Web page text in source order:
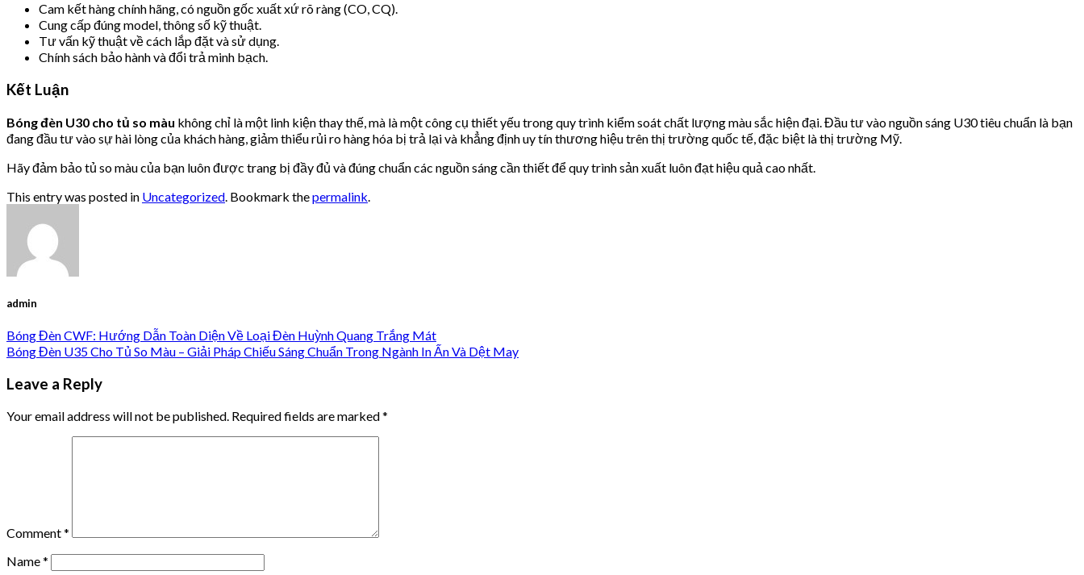
Cam kết hàng chính hãng, có nguồn gốc xuất xứ rõ ràng (CO, CQ).
Cung cấp đúng model, thông số kỹ thuật.
Tư vấn kỹ thuật về cách lắp đặt và sử dụng.
Chính sách bảo hành và đổi trả minh bạch.
Kết Luận
Bóng đèn U30 cho tủ so màu không chỉ là một linh kiện thay thế, mà là một công cụ thiết yếu trong quy trình kiểm soát chất lượng màu sắc hiện đại. Đầu tư vào nguồn sáng U30 tiêu chuẩn là bạn
đang đầu tư vào sự hài lòng của khách hàng, giảm thiểu rủi ro hàng hóa bị trả lại và khẳng định uy tín thương hiệu trên thị trường quốc tế, đặc biệt là thị trường Mỹ.
Hãy đảm bảo tủ so màu của bạn luôn được trang bị đầy đủ và đúng chuẩn các nguồn sáng cần thiết để quy trình sản xuất luôn đạt hiệu quả cao nhất.
This entry was posted in Uncategorized . Bookmark thepermalink
admin
Bóng Đèn CWF: Hướng Dẫn Toàn Diện Về Loại Đèn Huỳnh Quang Trắng Mát
Bóng Đèn U35 Cho Tủ So Màu – Giải Pháp Chiếu Sáng Chuẩn Trong Ngành In Ấn Và Dệt May
Leave a Reply
Your email address will not be published. Required fields are marked*
Comment*
Name*